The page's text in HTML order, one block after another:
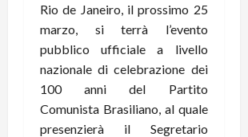
Rio de Janeiro, il prossimo 25
marzo, si terrà l’evento
pubblico ufficiale a livello
nazionale di celebrazione dei
100 anni del Partito
Comunista Brasiliano, al quale
presenzierà il Segretario